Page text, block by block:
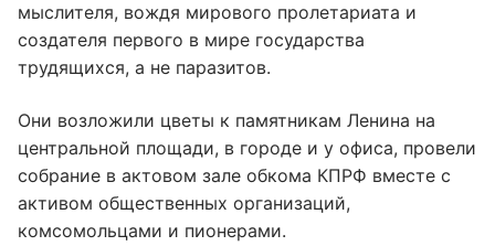
мыслителя, вождя мирового пролетариата и
создателя первого в мире государства
трудящихся, а не паразитов.
Они возложили цветы к памятникам Ленина на
центральной площади, в городе и у офиса, провели
собрание в актовом зале обкома КПРФ вместе с
активом общественных организаций,
комсомольцами и пионерами.